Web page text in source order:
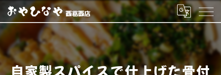
自家製スパイスで仕上げた骨付